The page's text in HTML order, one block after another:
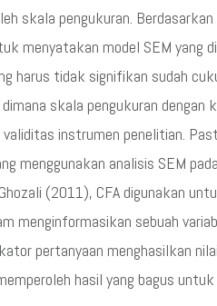
skala pengukuran.
menyatakan model SEM yang
harus tidak signifikan sudah
skala pengukuran dengan
instrumen penelitian.
menggunakan analisis SEM
(2011), CFA digunakan
menginformasikan sebuah
pertanyaan menghasilkan
hasil yang bagus